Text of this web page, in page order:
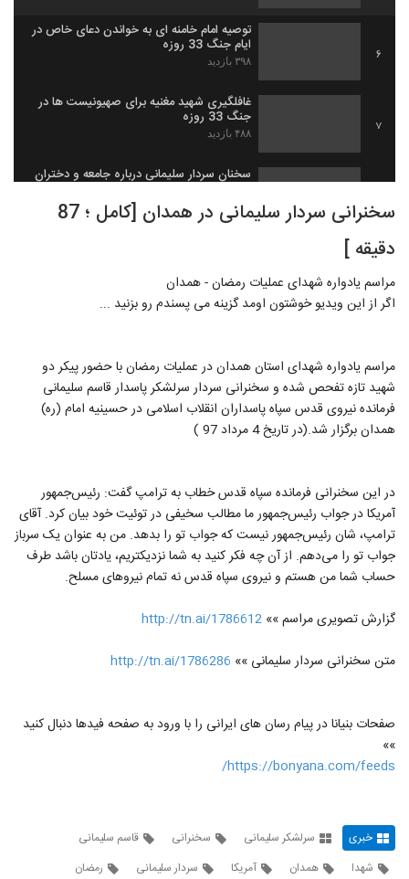
6
توصیه امام خامنه ای به خواندن دعای خاص در
ایام جنگ 33 روزه
۳۹۸ بازدید
7
غافلگیری شهید مغنیه برای صهیونیست ها در
جنگ 33 روزه
۴۸۸ بازدید
سخنان سردار سلیمانی درباره جامعه و دختران
۵۸۳ بازدید
سخنرانی سردار سلیمانی در همدان [کامل ؛ 87
دقیقه ]
مراسم یادواره شهدای عملیات رمضان - همدان
اگر از این ویدیو خوشتون اومد گزینه می پسندم رو بزنید ...
مراسم یادواره شهدای استان همدان در عملیات رمضان با حضور پیکر دو
شهید تازه تفحص شده و سخنرانی سردار سرلشکر پاسدار قاسم سلیمانی
فرمانده نیروی قدس سپاه پاسداران انقلاب اسلامی در حسینیه امام (ره)
همدان برگزار شد.(در تاریخ 4 مرداد 97 )
در این سخنرانی فرمانده سپاه قدس خطاب به ترامپ گفت: رئیس‌جمهور
آمریکا در جواب رئیس‌جمهور ما مطالب سخیفی در توئیت خود بیان کرد. آقای
ترامپ، شان رئیس‌جمهور نیست که جواب تو را بدهد. من به عنوان یک سرباز
جواب تو را می‌دهم. از آن چه فکر کنید به شما نزدیکتریم، یادتان باشد طرف
حساب شما من هستم و نیروی سپاه قدس نه تمام نیرو‌های مسلح.
گزارش تصویری مراسم »» http://tn.ai/1786612
متن سخنرانی سردار سلیمانی »» http://tn.ai/1786286
صفحات بنیانا در پیام رسان های ایرانی را با ورود به صفحه فیدها دنبال کنید
»»
https://bonyana.com/feeds/
خبری سرلشکر سلیمانی سخنرانی
قاسم سلیمانی
شهدا
همدان آمریکا سردار سلیمانی
رمضان